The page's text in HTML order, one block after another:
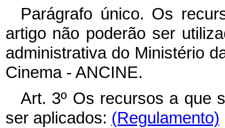
Parágrafo único. Os
artigo não poderão ser
administrativa do Ministério
Cinema - ANCINE.
Art. 3º Os recursos a que
ser aplicados: (Regulamento)